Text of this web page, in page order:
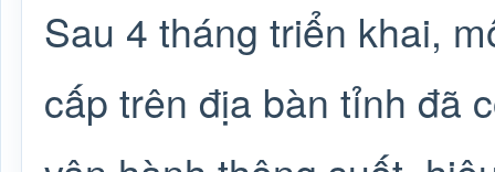
Sau 4 tháng triển khai,
cấp trên địa bàn tỉnh đã